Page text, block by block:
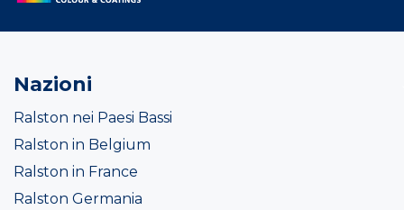
Nazioni
Ralston nei Paesi Bassi
Ralston in Belgium
Ralston in France
Ralston Germania